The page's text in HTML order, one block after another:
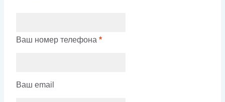
Ваш номер телефона *
Ваш email